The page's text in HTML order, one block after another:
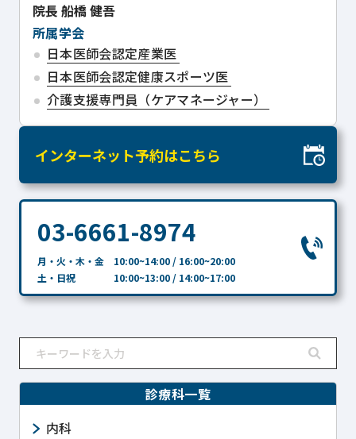
院長 船橋 健吾
所属学会
日本医師会認定産業医
日本医師会認定健康スポーツ医
介護支援専門員（ケアマネージャー）
診療科一覧
内科
インターネット予約はこちら
03-6661-8974
月・火・木・金 10:00~14:00 / 16:00~20:00
土・日祝 10:00~13:00 / 14:00~17:00